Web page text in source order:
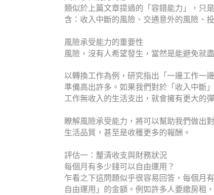
類似於上篇文章提過的「容錯能力」，只
含：收入中斷的風險、交通意外的風險、
風險承受能力的重要性
風險，沒有人希望發生，當然是能避免就
以轉換工作為例，研究指出「一邊工作一
準備高出許多。如果我們對於「收入中斷
工作無收入的生活支出，就會擁有更大的
瞭解風險承受能力，將可以幫助我們做出
生活品質，甚至是收穫更多的報酬。
評估一：釐清收支與財務狀況
每個月有多少錢可以自由運用？
乍看之下這問題似乎很容易回答，每個月
自由運用」的金額。例如許多人要繳房租